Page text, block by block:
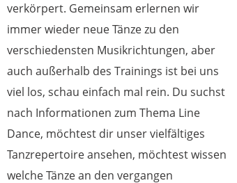
verkörpert. Gemeinsam erlernen wir
immer wieder neue Tänze zu den
verschiedensten Musikrichtungen, aber
auch außerhalb des Trainings ist bei uns
viel los, schau einfach mal rein. Du suchst
nach Informationen zum Thema Line
Dance, möchtest dir unser vielfältiges
Tanzrepertoire ansehen, möchtest wissen
welche Tänze an den vergangen